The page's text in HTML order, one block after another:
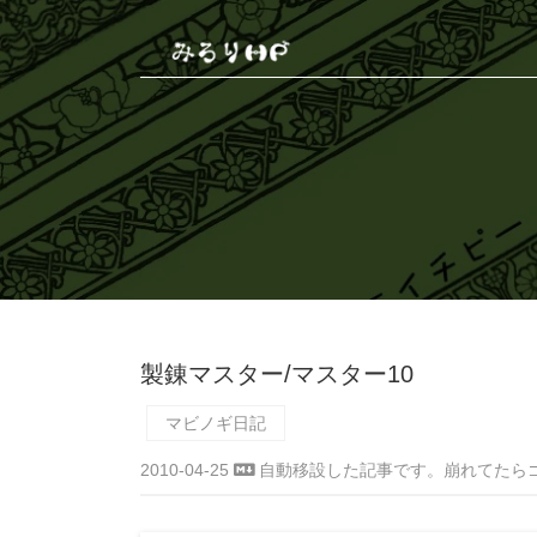
製錬マスター/マスター10
マビノギ日記
2010-04-25 自動移設した記事です。崩れてたら